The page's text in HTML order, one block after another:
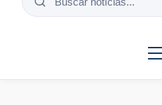
Buscar